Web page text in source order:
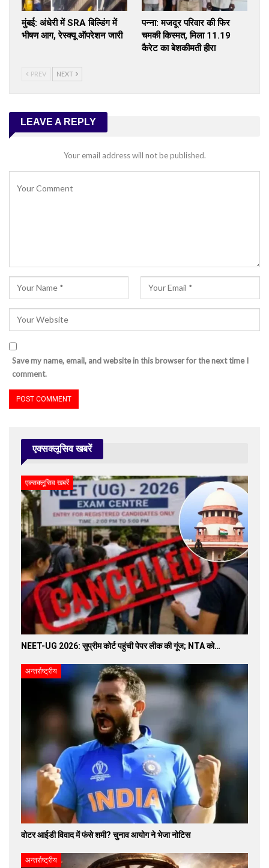
मुंबई: अंधेरी में SRA बिल्डिंग में
भीषण आग, रेस्क्यू ऑपरेशन जारी
पन्ना: मजदूर परिवार की फिर
चमकी किस्मत, मिला 11.19
कैरेट का बेशकीमती हीरा
PREV NEXT
LEAVE A REPLY
Your email address will not be published.
Save my name, email, and website in this browser for the next time I
comment.
एक्सक्लूसिव खबरें
एक्सक्लूसिव खबरें
NEET-UG 2026: सुप्रीम कोर्ट पहुंची पेपर लीक की गूंज; NTA को…
अन्तर्राष्ट्रीय
वोटर आईडी विवाद में फंसे शमी? चुनाव आयोग ने भेजा नोटिस
अन्तर्राष्ट्रीय